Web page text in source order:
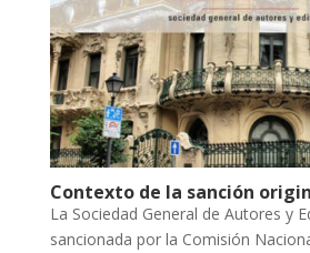
Contexto de la sanción
La Sociedad General de Autores y
sancionada por la Comisión